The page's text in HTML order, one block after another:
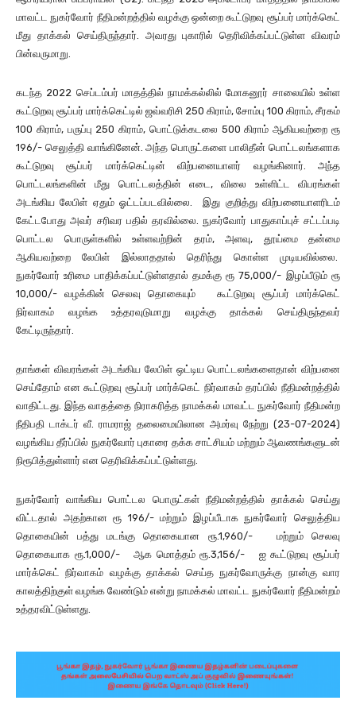
மாவட்ட நுகர்வோர் நீதிமன்றத்தில் வழக்கு ஒன்றை கூட்டுறவு சூப்பர் மார்க்கெட்
மீது தாக்கல் செய்திருந்தார். அவரது புகாரில் தெரிவிக்கப்பட்டுள்ள விவரம்
பின்வருமாறு.
கடந்த 2022 செப்டம்பர் மாதத்தில் நாமக்கல்லில் மோகனூர் சாலையில் உள்ள
கூட்டுறவு சூப்பர் மார்க்கெட்டில் ஜவ்வரிசி 250 கிராம், சோம்பு 100 கிராம், சீரகம்
100 கிராம், பருப்பு 250 கிராம், பொட்டுக்கடலை 500 கிராம் ஆகியவற்றை ரூ
196/- செலுத்தி வாங்கினேன். அந்த பொருட்களை பாலிதீன் பொட்டலங்களாக
கூட்டுறவு சூப்பர் மார்க்கெட்டின் விற்பனையாளர் வழங்கினார். அந்த
பொட்டலங்களின் மீது பொட்டலத்தின் எடை, விலை உள்ளிட்ட விபரங்கள்
அடங்கிய லேபிள் ஏதும் ஓட்டப்படவில்லை. இது குறித்து விற்பனையாளரிடம்
கேட்டபோது அவர் சரிவர பதில் தரவில்லை. நுகர்வோர் பாதுகாப்புச் சட்டப்படி
பொட்டல பொருள்களில் உள்ளவற்றின் தரம், அளவு, தூய்மை தன்மை
ஆகியவற்றை லேபிள் இல்லாததால் தெரிந்து கொள்ள முடியவில்லை.
நுகர்வோர் உரிமை பாதிக்கப்பட்டுள்ளதால் தமக்கு ரூ 75,000/- இழப்பீடும் ரூ
10,000/- வழக்கின் செலவு தொகையும் கூட்டுறவு சூப்பர் மார்க்கெட்
நிர்வாகம் வழங்க உத்தரவுடுமாறு வழக்கு தாக்கல் செய்திருந்தவர்
கேட்டிருந்தார்.
தாங்கள் விவரங்கள் அடங்கிய லேபிள் ஒட்டிய பொட்டலங்களைதான் விற்பனை
செய்தோம் என கூட்டுறவு சூப்பர் மார்க்கெட் நிர்வாகம் தரப்பில் நீதிமன்றத்தில்
வாதிட்டது. இந்த வாதத்தை நிராகரித்த நாமக்கல் மாவட்ட நுகர்வோர் நீதிமன்ற
நீதிபதி டாக்டர் வீ. ராமராஜ் தலைமையிலான அமர்வு நேற்று (23-07-2024)
வழங்கிய தீர்ப்பில் நுகர்வோர் புகாரை தக்க சாட்சியம் மற்றும் ஆவணங்களுடன்
நிரூபித்துள்ளார் என தெரிவிக்கப்பட்டுள்ளது.
நுகர்வோர் வாங்கிய பொட்டல பொருட்கள் நீதிமன்றத்தில் தாக்கல் செய்து
விட்டதால் அதற்கான ரூ 196/- மற்றும் இழப்பீடாக நுகர்வோர் செலுத்திய
தொகையின் பத்து மடங்கு தொகையான ரூ.1,960/- மற்றும் செலவு
தொகையாக ரூ.1,000/- ஆக மொத்தம் ரூ.3,156/- ஐ கூட்டுறவு சூப்பர்
மார்க்கெட் நிர்வாகம் வழக்கு தாக்கல் செய்த நுகர்வோருக்கு நான்கு வார
காலத்திற்குள் வழங்க வேண்டும் என்று நாமக்கல் மாவட்ட நுகர்வோர் நீதிமன்றம்
உத்தரவிட்டுள்ளது.